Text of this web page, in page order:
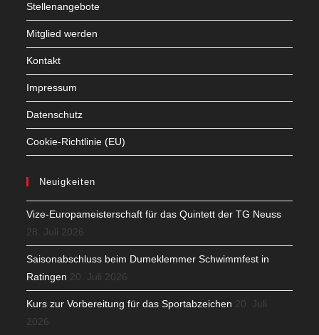
Stellenangebote
Mitglied werden
Kontakt
Impressum
Datenschutz
Cookie-Richtlinie (EU)
Neuigkeiten
Vize-Europameisterschaft für das Quintett der TG Neuss
28. Juli 2026
Saisonabschluss beim Dumeklemmer Schwimmfest in
Ratingen 20. Juli 2026
Kurs zur Vorbereitung für das Sportabzeichen 20. Juli
2026